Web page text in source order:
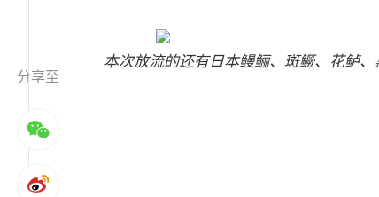
分享至
本次放流的还有日本鳗鲡、斑鳜、花鲈